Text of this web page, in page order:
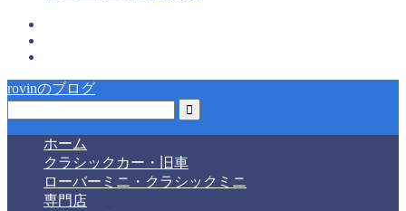
rovinのブログ
ホーム
クラシックカー・旧車
ローバーミニ・クラシックミニ
専門店